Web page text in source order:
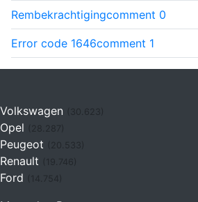
Rembekrachtigingcomment 0
Error code 1646comment 1
Volkswagen (30.623)
Opel
Peugeot
Renault (19.746)
Ford (14.754)